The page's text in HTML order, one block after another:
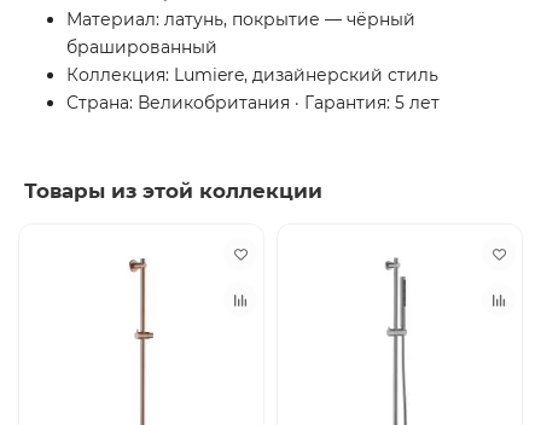
Материал: латунь, покрытие — чёрный
брашированный
Коллекция: Lumiere, дизайнерский стиль
Страна: Великобритания · Гарантия: 5 лет
Товары из этой коллекции